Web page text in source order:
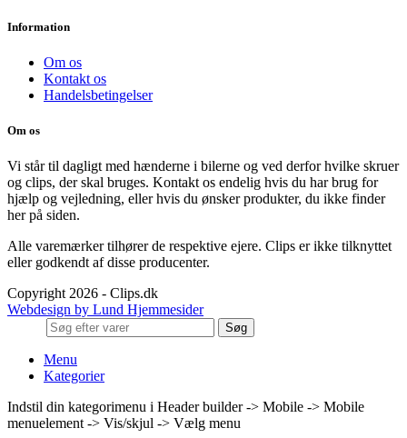
Information
Om os
Kontakt os
Handelsbetingelser
Om os
Vi står til dagligt med hænderne i bilerne og ved derfor hvilke skruer
og clips, der skal bruges. Kontakt os endelig hvis du har brug for
hjælp og vejledning, eller hvis du ønsker produkter, du ikke finder
her på siden.
Alle varemærker tilhører de respektive ejere. Clips er ikke tilknyttet
eller godkendt af disse producenter.
Copyright 2026 - Clips.dk
Webdesign by Lund Hjemmesider
Søg
Menu
Kategorier
Indstil din kategorimenu i Header builder -> Mobile -> Mobile
menuelement -> Vis/skjul -> Vælg menu